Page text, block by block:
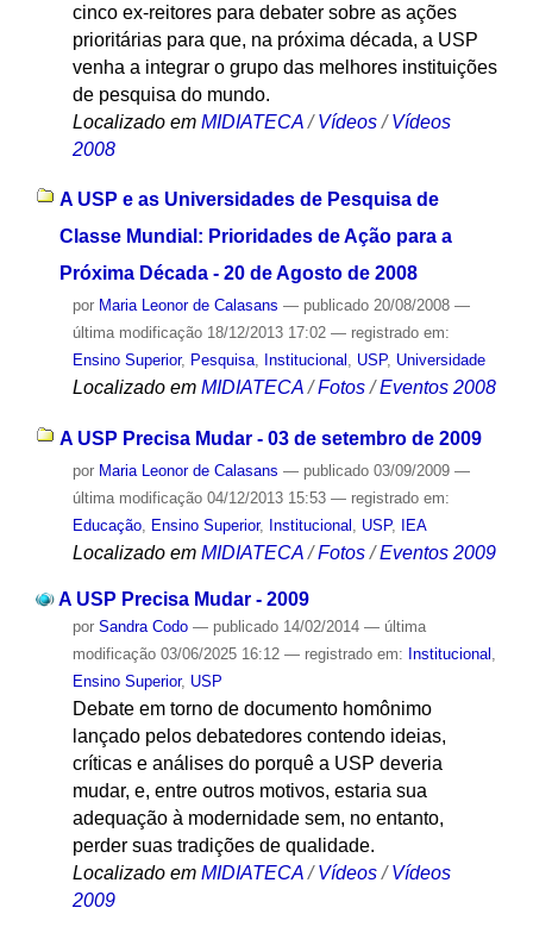
cinco ex-reitores para debater sobre as ações
prioritárias para que, na próxima década, a USP
venha a integrar o grupo das melhores instituições
de pesquisa do mundo.
Localizado em MIDIATECA /Vídeos /Vídeos
2008
A USP e as Universidades de Pesquisa de
Classe Mundial: Prioridades de Ação para a
Próxima Década - 20 de Agosto de 2008
por Maria Leonor de Calasans — publicado20/08/2008 —
última modificação18/12/2013 17:02 — registrado em:
Ensino Superior, Pesquisa, Institucional , USP, Universidade
Localizado em MIDIATECA /Fotos /Eventos 2008
A USP Precisa Mudar - 03 de setembro de 2009
por Maria Leonor de Calasans — publicado03/09/2009 —
última modificação04/12/2013 15:53 — registrado em:
Educação, Ensino Superior, Institucional , USP, IEA
Localizado em MIDIATECA /Fotos /Eventos 2009
A USP Precisa Mudar - 2009
por Sandra Codo — publicado14/02/2014 — última
modificação03/06/2025 16:12 — registrado em: Institucional
Ensino Superior, USP
Debate em torno de documento homônimo
lançado pelos debatedores contendo ideias,
críticas e análises do porquê a USP deveria
mudar, e, entre outros motivos, estaria sua
adequação à modernidade sem, no entanto,
perder suas tradições de qualidade.
Localizado em MIDIATECA /Vídeos /Vídeos
2009